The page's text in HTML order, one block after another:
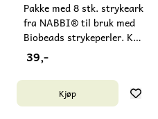
Pakke med 8 stk. strykeark
fra NABBI® til bruk med
Biobeads strykeperler. Kan
brukes flere ganger. Legges
mellom perlene og
strykejernet. Uten PFAS.
Kan gjenvinnes. Laget i
Sverige. Passer fra 5 år.
39,-
Kjøp